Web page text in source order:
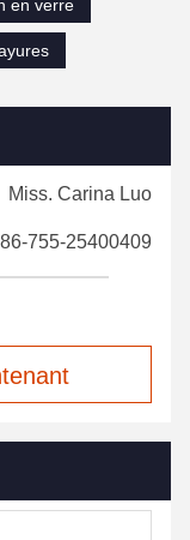
en verre
Miss. Carina Luo
86-755-25400409